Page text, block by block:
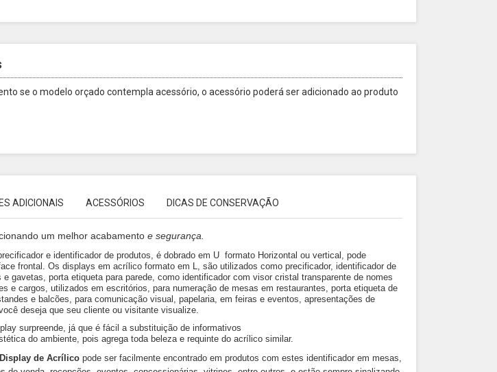
se o modelo orçado contempla acessório, o acessório poderá ser adicionado ao produto
ADICIONAIS ACESSÓRIOS DICAS DE CONSERVAÇÃO
um melhor acabamento e segurança.
e identificador de produtos, é dobrado em U formato Horizontal ou vertical, pode
frontal. Os displays em acrílico formato em L, são utilizados como precificador, identificador de
gavetas, porta etiqueta para parede, como identificador com visor cristal transparente de nomes
e cargos, utilizados em escritórios, para numeração de mesas em restaurantes, porta etiqueta de
e balcões, para comunicação visual, papelaria, em feiras e eventos, apresentações de
deseja que seu cliente ou visitante visualize.
surpreende, já que é fácil a substituição de informativos
do ambiente, pois agrega toda beleza e requinte do acrílico similar.
Display de Acrílico pode ser facilmente encontrado em produtos com estes identificador em mesas,